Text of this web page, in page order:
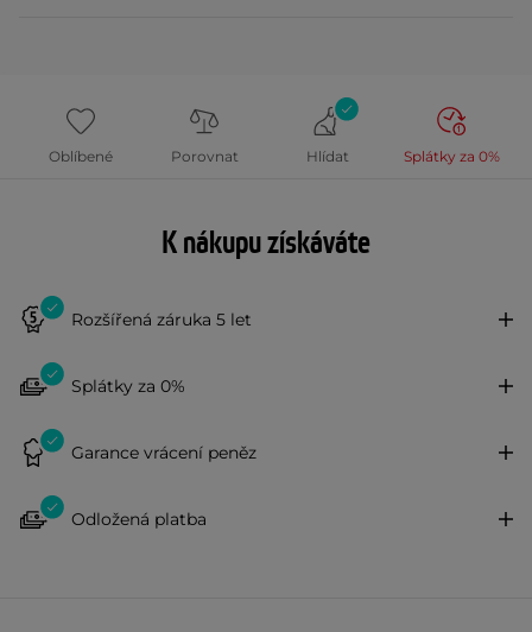
Oblíbené Porovnat Hlídat Splátky za 0%
K nákupu získáváte
Rozšířená záruka 5 let
Splátky za 0%
Garance vrácení peněz
Odložená platba